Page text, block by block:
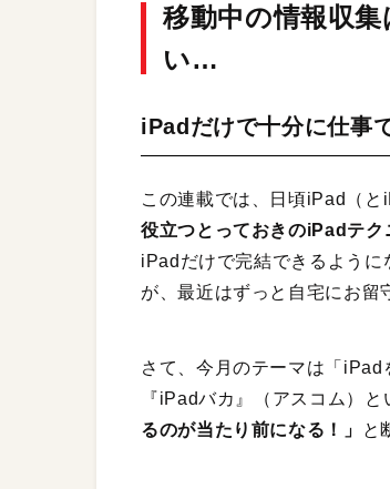
移動中の情報収
い…
iPadだけで十分に仕事
この連載では、日頃iPad（と
役立つとっておきのiPadテク
iPadだけで完結できるよう
が、最近はずっと自宅にお留
さて、今月のテーマは「iPad
『iPadバカ』（アスコム）
るのが当たり前になる！」
と